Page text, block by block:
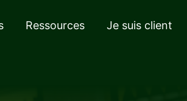
Ressources Je suis client